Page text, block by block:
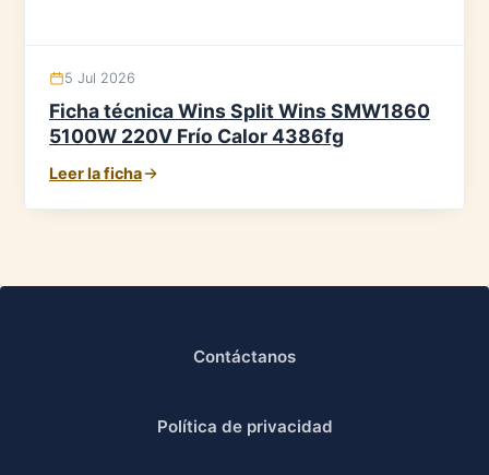
5 Jul 2026
Ficha técnica Wins Split Wins SMW1860
5100W 220V Frío Calor 4386fg
Leer la ficha
Contáctanos
Política de privacidad